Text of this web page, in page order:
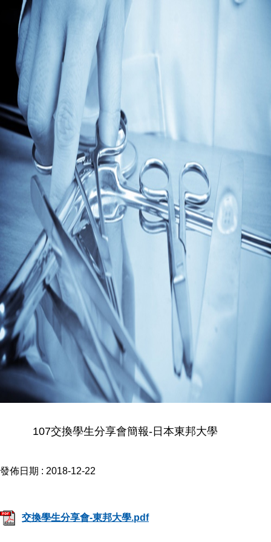
107交換學生分享會簡報-日本東邦大學
發佈日期 : 2018-12-22
交換學生分享會-東邦大學.pdf